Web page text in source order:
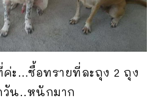
ะ…ซื้อทรายที่ละถุง 2 ถุง
น..หนักมาก